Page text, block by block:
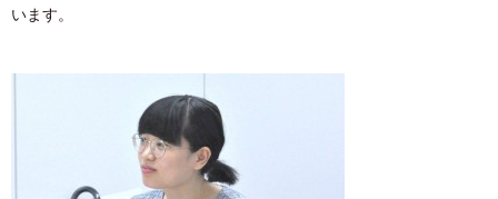
います。